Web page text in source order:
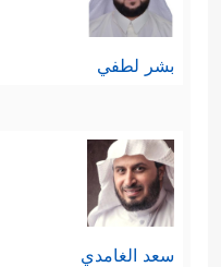
بشر لطفي
سعد الغامدي